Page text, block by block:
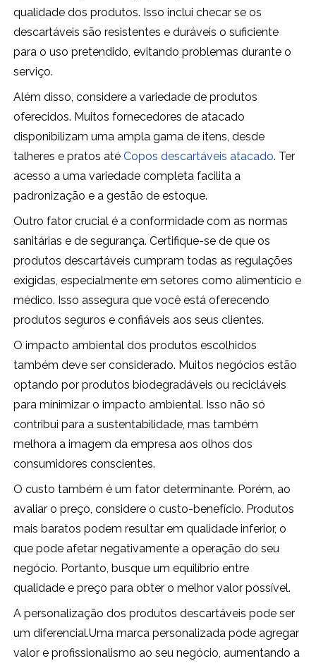
qualidade dos produtos. Isso inclui checar se os
descartáveis são resistentes e duráveis o suficiente
para o uso pretendido, evitando problemas durante o
serviço.
Além disso, considere a variedade de produtos
oferecidos. Muitos fornecedores de atacado
disponibilizam uma ampla gama de itens, desde
talheres e pratos atéCopos descartáveis atacado. Ter
acesso a uma variedade completa facilita a
padronização e a gestão de estoque.
Outro fator crucial é a conformidade com as normas
sanitárias e de segurança. Certifique-se de que os
produtos descartáveis cumpram todas as regulações
exigidas, especialmente em setores como alimentício e
médico. Isso assegura que você está oferecendo
produtos seguros e confiáveis aos seus clientes.
O impacto ambiental dos produtos escolhidos
também deve ser considerado. Muitos negócios estão
optando por produtos biodegradáveis ou recicláveis
para minimizar o impacto ambiental. Isso não só
contribui para a sustentabilidade, mas também
melhora a imagem da empresa aos olhos dos
consumidores conscientes.
O custo também é um fator determinante. Porém, ao
avaliar o preço, considere o custo-benefício. Produtos
mais baratos podem resultar em qualidade inferior, o
que pode afetar negativamente a operação do seu
negócio. Portanto, busque um equilíbrio entre
qualidade e preço para obter o melhor valor possível.
A personalização dos produtos descartáveis pode ser
um diferencial.Uma marca personalizada pode agregar
valor e profissionalismo ao seu negócio, aumentando a